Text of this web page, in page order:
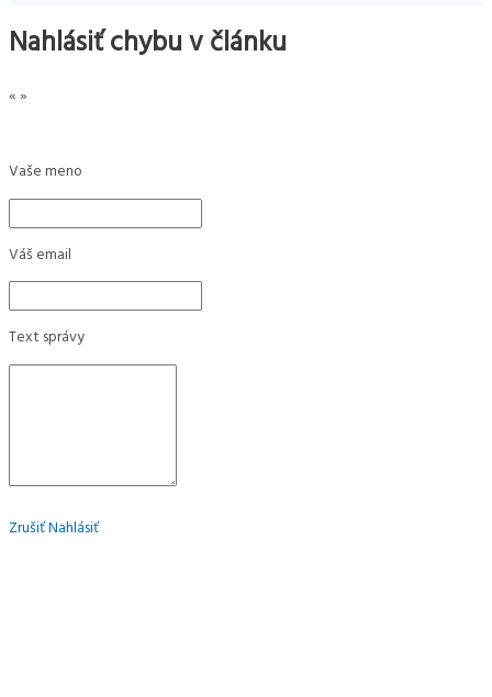
Nahlásiť chybu v článku
«»
Vaše meno
Váš email
Text správy
ZrušiťNahlásiť